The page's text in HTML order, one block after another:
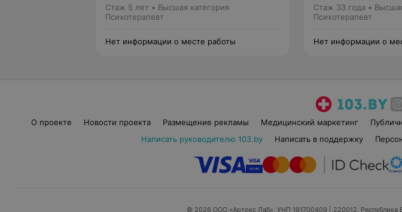
Стаж 5 лет • Высшая категория
Психотерапевт
Нет информации о месте работы
Стаж 33 года •
Психотерапевт
Нет информации о
О проекте Новости проекта Размещение рекламы Медицинский маркетинг
Написать руководителю 103.by
Написать в поддержку
© 2026 ООО «Артокс Лаб», УНП 191700409 | 220012, Республика